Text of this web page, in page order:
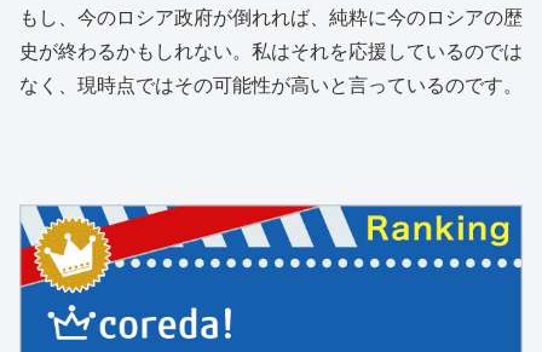
もし、今のロシア政府が倒れれば、純粋に今のロシアの歴
史が終わるかもしれない。私はそれを応援しているのでは
なく、現時点ではその可能性が高いと言っているのです。